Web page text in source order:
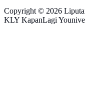
Copyright © 2026
KLY KapanLagi